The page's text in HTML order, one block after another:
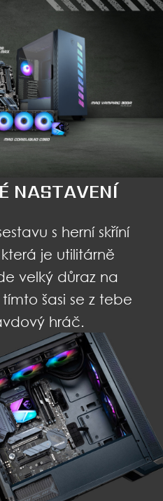
NASTAVENÍ
s herní skříní
která je utilitárně
velký důraz na
tímto šasi se z tebe
hráč.